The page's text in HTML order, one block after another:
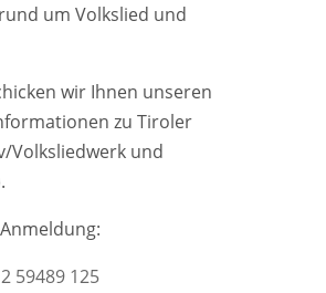
um Volkslied und
wir Ihnen unseren
zu Tiroler
Volksliedwerk und
59489 125